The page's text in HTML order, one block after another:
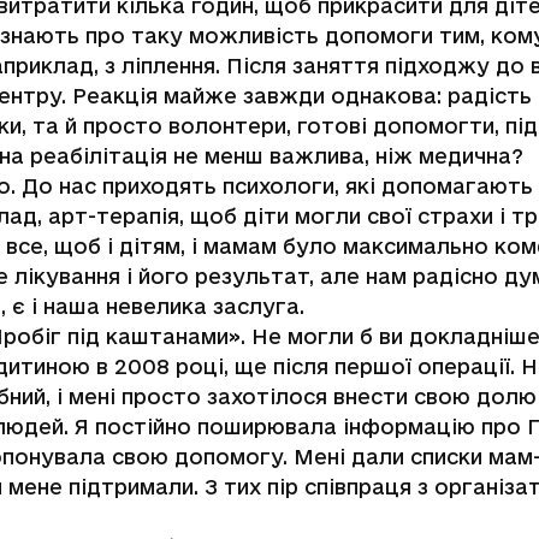
кілька годин, щоб прикрасити для
про таку можливість допомоги тим,
з ліплення. Після заняття підходжу до
Реакція майже завжди однакова: радість
та й просто волонтери, готові допомогти,
реабілітація не менш важлива, ніж медична?
До нас приходять психологи, які
арт-терапія, щоб діти могли свої страхи і
щоб і дітям, і мамам було максимально
лікування і його результат, але нам радісно
і наша невелика заслуга.
під каштанами». Не могли б ви
в 2008 році, ще після першої операції.
і мені просто захотілося внести свою
Я постійно поширювала інформацію про
свою допомогу. Мені дали списки
підтримали. З тих пір співпраця з